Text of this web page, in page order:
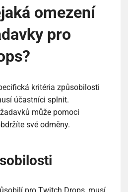
omezení
pro
kritéria způsobilosti
účastníci splnit.
může pomoci
své odměny.